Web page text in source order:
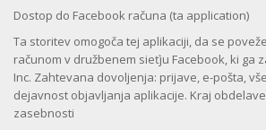
Dostop do Facebook računa (ta application)
Ta storitev omogoča tej aplikaciji, da se
računom v družbenem sieťju Facebook, ki ga
Inc. Zahtevana dovoljenja: prijave, e-pošta,
dejavnost objavljanja aplikacije. Kraj
zasebnosti